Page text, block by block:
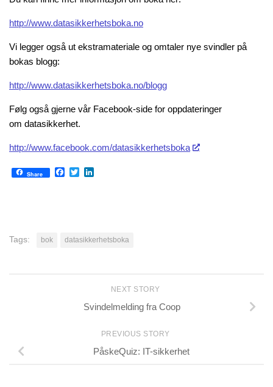
http://www.datasikkerhetsboka.no
Vi legger også ut ekstramateriale og omtaler nye svindler på
bokas blogg:
http://www.datasikkerhetsboka.no/blogg
Følg også gjerne vår Facebook-side for oppdateringer
om datasikkerhet.
http://www.facebook.com/datasikkerhetsboka
Share Facebook
Twitter
Tags: bok datasikkerhetsboka
NEXT STORY
Svindelmelding fra Coop
PREVIOUS STORY
PåskeQuiz: IT-sikkerhet